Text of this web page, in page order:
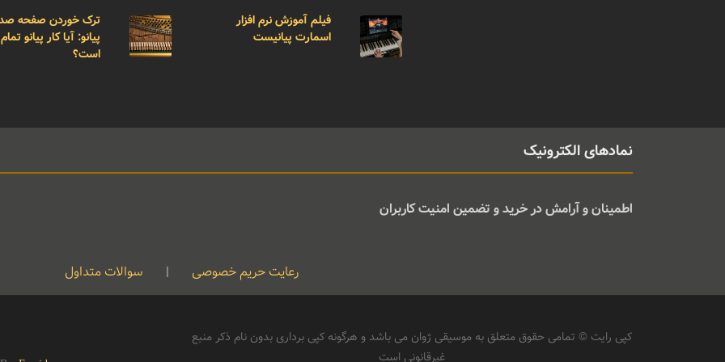
فیلم آموزش نرم افزار
اسمارت پیانیست
ترک خوردن صفحه
پیانو: آیا کار پیانو تمام
است؟
نمادهای الکترونیک
اطمینان و آرامش در خرید و تضمین امنیت کاربران
رعایت حریم خصوصی | سوالات متداول
کپی رایت © تمامی حقوق متعلق به موسیقی ژوان می باشد و هرگونه کپی برداری بدون نام ذکر منبع
غیرقانونی است